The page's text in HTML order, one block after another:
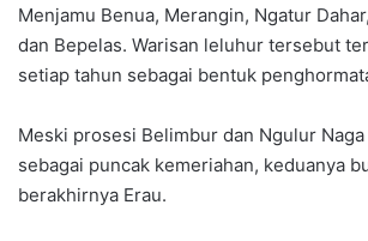
Menjamu Benua, Merangin, Ngatur
dan Bepelas. Warisan leluhur tersebut
setiap tahun sebagai bentuk
Meski prosesi Belimbur dan Ngulur
sebagai puncak kemeriahan, keduanya
berakhirnya Erau.